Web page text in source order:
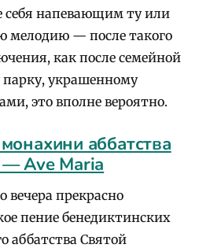
себя напевающим ту или
мелодию — после такого
как после семейной
украшенному
это вполне вероятно.
аббатства
Ave Maria
вечера прекрасно
пение бенедиктинских
аббатства Святой